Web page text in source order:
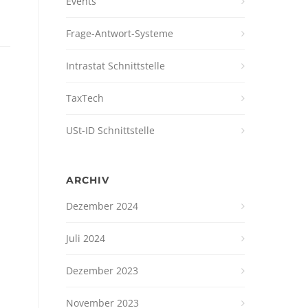
Frage-Antwort-Systeme
Intrastat Schnittstelle
TaxTech
USt-ID Schnittstelle
ARCHIV
Dezember 2024
Juli 2024
Dezember 2023
November 2023